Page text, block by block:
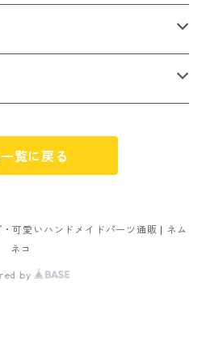
覧に戻る
可愛いハンドメイドパーツ通販 | ネム
ネコ
by